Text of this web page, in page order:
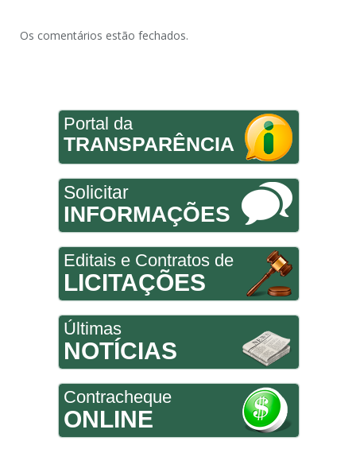
Os comentários estão fechados.
Portal da
TRANSPARÊNCIA
Solicitar
INFORMAÇÕES
Editais e Contratos de
LICITAÇÕES
Últimas
NOTÍCIAS
Contracheque
ONLINE